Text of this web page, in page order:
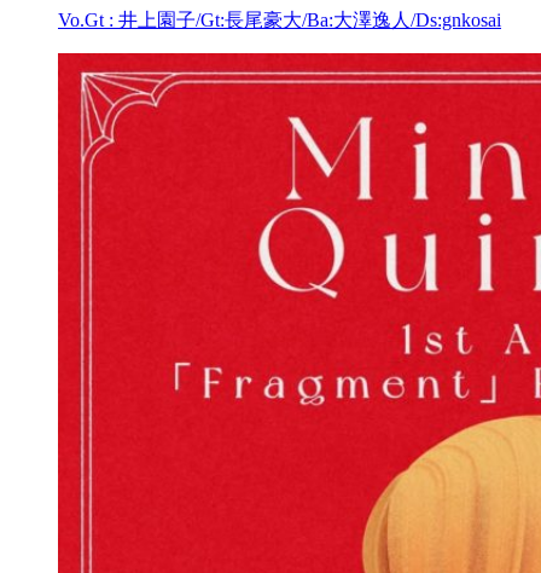
Vo.Gt : 井上園子/Gt:長尾豪大/Ba:大澤逸人/Ds:gnkosai